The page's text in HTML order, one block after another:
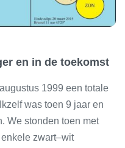
en in de toekomst
1999 een totale
was toen 9 jaar en
We stonden toen met
zwart–wit